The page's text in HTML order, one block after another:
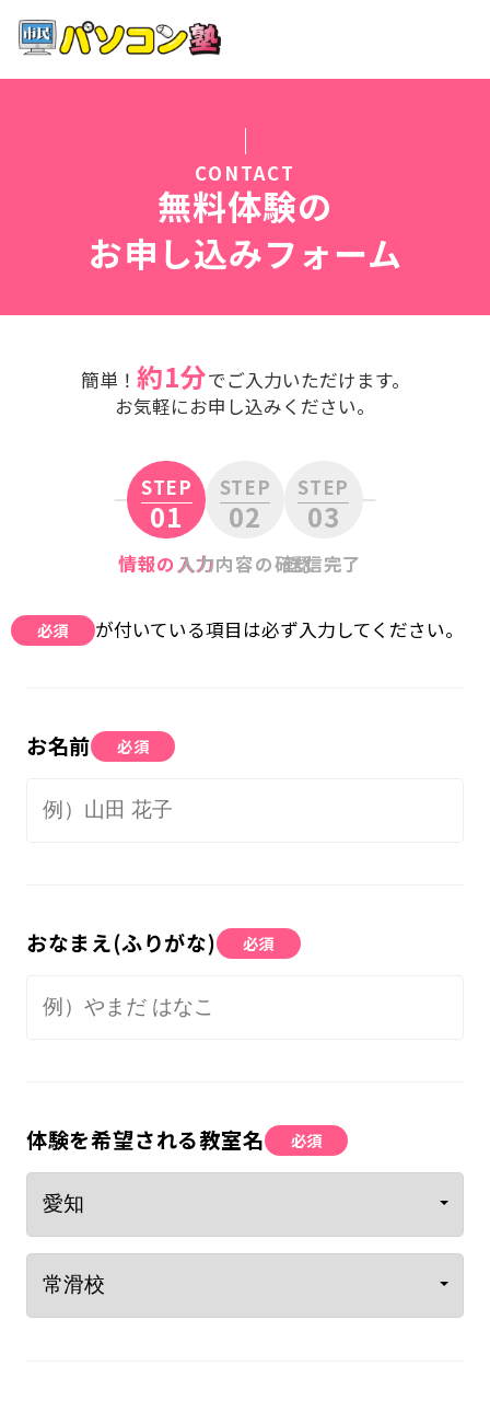
ホーム
教室案内
よくある質問
無料体験に申し込む
0120-868-003
CONTACT
無料体験の
お申し込みフォーム
簡単！ 約1分でご入力いただけます。
お気軽にお申し込みください。
STEP
01
情報の入力
STEP
02
入力内容の確認
STEP
03
送信完了
必須 が付いている項目は必ず入力してください。
お名前 必須
おなまえ(ふりがな) 必須
体験を希望される教室名 必須